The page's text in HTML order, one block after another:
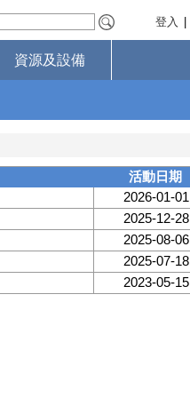
登入
資源及設備
活動日期
2026-01-01
2025-12-28
2025-08-06
2025-07-18
2023-05-15